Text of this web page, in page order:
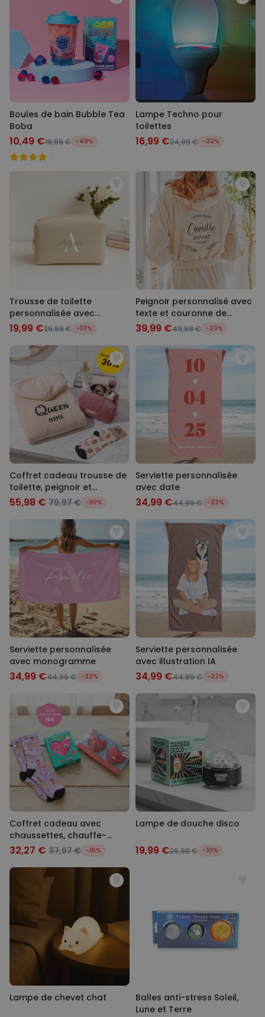
Boules de bain Bubble Tea
Boba
10,49 €19,99 € -48%
Lampe Techno pour
toilettes
16,99 €24,99 € -32%
Trousse de toilette
personnalisée avec
monogramme
19,99 €29,99 € -33%
Peignoir personnalisé avec
texte et couronne de
laurier
39,99 €49,99 € -20%
Coffret cadeau trousse de
toilette, peignoir et
chaussettes
55,98 € 79,97 € -30%
Serviette personnalisée
avec date
34,99 €44,99 € -22%
Serviette personnalisée
avec monogramme
34,99 €44,99 € -22%
Serviette personnalisée
avec illustration IA
34,99 €44,99 € -22%
Coffret cadeau avec
chaussettes, chauffe-
mains et confettis de bain
32,27 € 37,97 € -15%
Lampe de douche disco
19,99 €29,99 € -33%
Lampe de chevet chat
Balles anti-stress Soleil,
Lune et Terre